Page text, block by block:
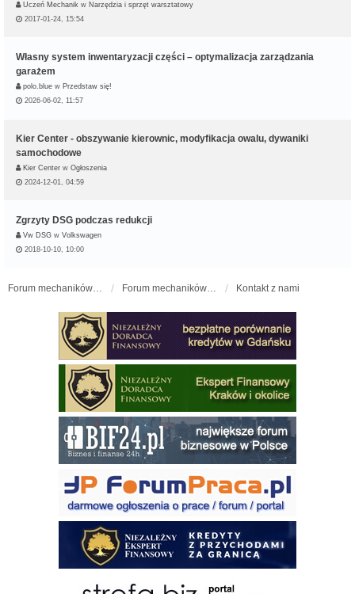
Uczeń Mechanik w Narzędzia i sprzęt warsztatowy
2017-01-24, 15:54
Własny system inwentaryzacji części – optymalizacja zarządzania
garażem
polo.blue w Przedstaw się!
2026-06-02, 11:57
Kier Center - obszywanie kierownic, modyfikacja owalu, dywaniki
samochodowe
Kier Center w Ogłoszenia
2024-12-01, 04:59
Zgrzyty DSG podczas redukcji
Vw DSG w Volkswagen
2018-10-10, 10:00
Forum mechaników samochodowych - forum-mechaniczne.pl Forum mechaników samochodowych Kontakt z nami